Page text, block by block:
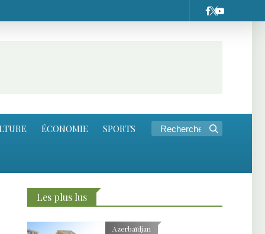
ÉCONOMIE SPORTS
Les plus lus
Azerbaïdjan